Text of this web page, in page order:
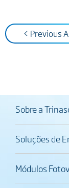
< Previous
Sobre a
Soluções de
Módulos